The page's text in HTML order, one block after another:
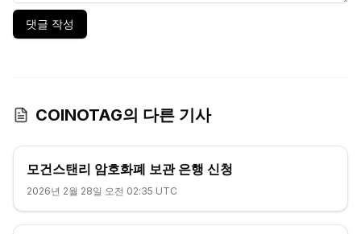
댓글 작성
COINOTAG의 다른 기사
모건스탠리 암호화폐 보관 은행 신청
2026년 2월 28일 오전 02:35 UTC